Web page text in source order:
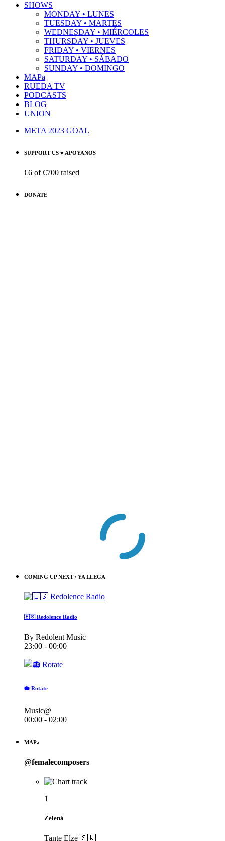
SHOWS
MONDAY • LUNES
TUESDAY • MARTES
WEDNESDAY • MIÉRCOLES
THURSDAY • JUEVES
FRIDAY • VIERNES
SATURDAY • SÁBADO
SUNDAY • DOMINGO
MAPa
RUEDA TV
PODCASTS
BLOG
UNION
META 2023 GOAL
SUPPORT US ♥ APOYANOS
€6 of€700 raised
DONATE
COMING UP NEXT / YA LLEGA
🇪🇸 Redolence Radio
By Redolent Music
23:00 - 00:00
📻 Rotate
Music@
00:00 - 02:00
MAPa
@femalecomposers
1
Zelená
Tante Elze 🇸🇰